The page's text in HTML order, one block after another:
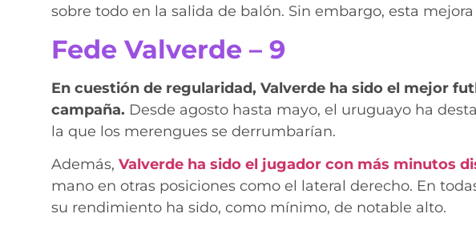
sobre todo en la salida de balón. Sin embargo, esta
Fede Valverde – 9
En cuestión de regularidad, Valverde ha sido el mejor
campaña. Desde agosto hasta mayo, el uruguayo ha
la que los merengues se derrumbarían.
Además, Valverde ha sido el jugador con más minutos
mano en otras posiciones como el lateral derecho. En
su rendimiento ha sido, como mínimo, de notable alto.